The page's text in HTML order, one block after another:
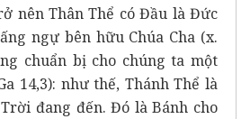
nên Thân Thể có Đầu là Đức
ngự bên hữu Chúa Cha (x.
chuẩn bị cho chúng ta một
14,3): như thế, Thánh Thể là
đang đến. Đó là Bánh cho